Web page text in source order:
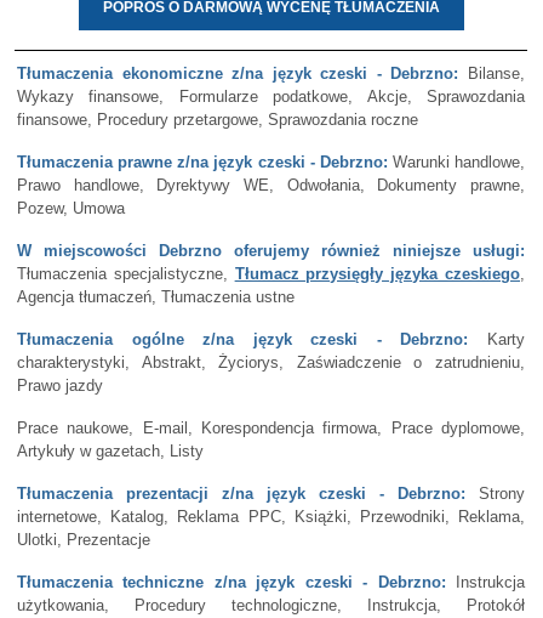
POPROŚ O DARMOWĄ WYCENĘ TŁUMACZENIA
Tłumaczenia ekonomiczne z/na język czeski - Debrzno: Bilanse,
Wykazy finansowe, Formularze podatkowe, Akcje, Sprawozdania
finansowe, Procedury przetargowe, Sprawozdania roczne
Tłumaczenia prawne z/na język czeski - Debrzno: Warunki handlowe,
Prawo handlowe, Dyrektywy WE, Odwołania, Dokumenty prawne,
Pozew, Umowa
W miejscowości Debrzno oferujemy również niniejsze usługi:
Tłumaczenia specjalistyczne, Tłumacz przysięgły języka czeskiego,
Agencja tłumaczeń, Tłumaczenia ustne
Tłumaczenia ogólne z/na język czeski - Debrzno: Karty
charakterystyki, Abstrakt, Życiorys, Zaświadczenie o zatrudnieniu,
Prawo jazdy
Prace naukowe, E-mail, Korespondencja firmowa, Prace dyplomowe,
Artykuły w gazetach, Listy
Tłumaczenia prezentacji z/na język czeski - Debrzno: Strony
internetowe, Katalog, Reklama PPC, Książki, Przewodniki, Reklama,
Ulotki, Prezentacje
Tłumaczenia techniczne z/na język czeski - Debrzno: Instrukcja
użytkowania, Procedury technologiczne, Instrukcja, Protokół